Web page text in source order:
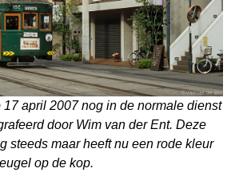
17 april 2007 nog in de normale dienst
door Wim van der Ent. Deze
steeds maar heeft nu een rode kleur
op de kop.